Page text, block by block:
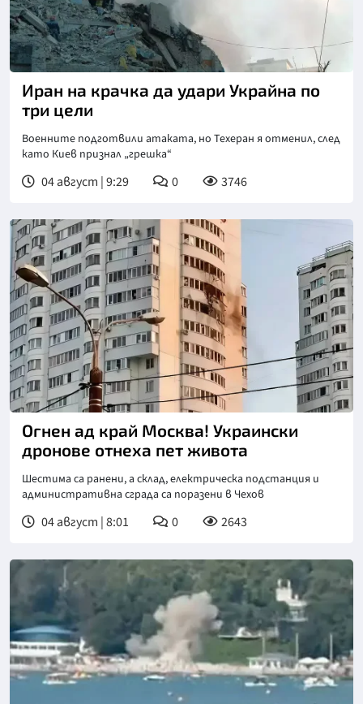
Снимка: ДСНС
Иран на крачка да удари Украйна по
три цели
Военните подготвили атаката, но Техеран я отменил, след
като Киев признал „грешка“
04 август | 9:29 0 3746
Огнен ад край Москва! Украински
дронове отнеха пет живота
Шестима са ранени, а склад, електрическа подстанция и
административна сграда са поразени в Чехов
04 август | 8:01 0 2643